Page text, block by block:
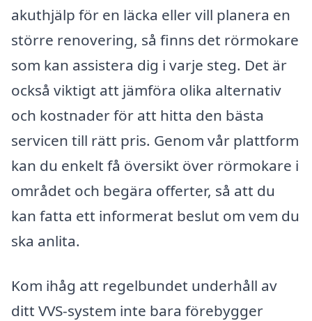
akuthjälp för en läcka eller vill planera en
större renovering, så finns det rörmokare
som kan assistera dig i varje steg. Det är
också viktigt att jämföra olika alternativ
och kostnader för att hitta den bästa
servicen till rätt pris. Genom vår plattform
kan du enkelt få översikt över rörmokare i
området och begära offerter, så att du
kan fatta ett informerat beslut om vem du
ska anlita.
Kom ihåg att regelbundet underhåll av
ditt VVS-system inte bara förebygger